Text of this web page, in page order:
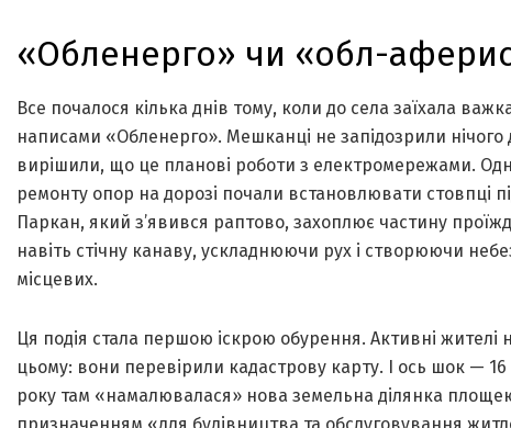
«Обленерго» чи «обл-
Все почалося кілька днів тому, коли до села заїхала
написами «Обленерго». Мешканці не запідозрили нічого
вирішили, що це планові роботи з електромережами.
ремонту опор на дорозі почали встановлювати стовпці
Паркан, який з’явився раптово, захоплює частину
навіть стічну канаву, ускладнюючи рух і створюючи
місцевих.
Ця подія стала першою іскрою обурення. Активні жителі
цьому: вони перевірили кадастрову карту. І ось шок — 16
року там «намалювалася» нова земельна ділянка